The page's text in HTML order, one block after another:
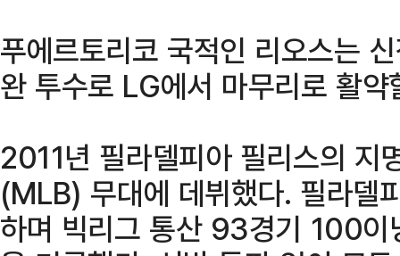
푸에르토리코 국적인 리오스는
완 투수로 LG에서 마무리로 활약
2011년 필라델피아 필리스의 지
(MLB) 무대에 데뷔했다. 필라델
하며 빅리그 통산 93경기 100